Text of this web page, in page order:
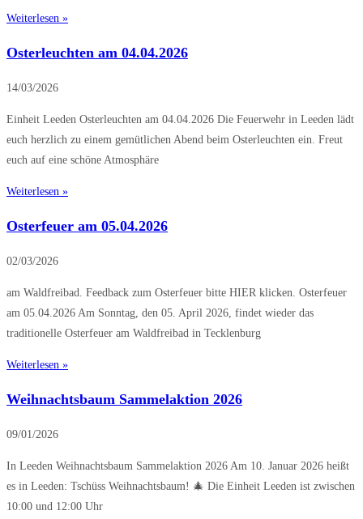
Weiterlesen »
Osterleuchten am 04.04.2026
14/03/2026
Einheit Leeden Osterleuchten am 04.04.2026 Die Feuerwehr in Leeden lädt
euch herzlich zu einem gemütlichen Abend beim Osterleuchten ein. Freut
euch auf eine schöne Atmosphäre
Weiterlesen »
Osterfeuer am 05.04.2026
02/03/2026
am Waldfreibad. Feedback zum Osterfeuer bitte HIER klicken. Osterfeuer
am 05.04.2026 Am Sonntag, den 05. April 2026, findet wieder das
traditionelle Osterfeuer am Waldfreibad in Tecklenburg
Weiterlesen »
Weihnachtsbaum Sammelaktion 2026
09/01/2026
In Leeden Weihnachtsbaum Sammelaktion 2026 Am 10. Januar 2026 heißt
es in Leeden: Tschüss Weihnachtsbaum! 🎄 Die Einheit Leeden ist zwischen
10:00 und 12:00 Uhr